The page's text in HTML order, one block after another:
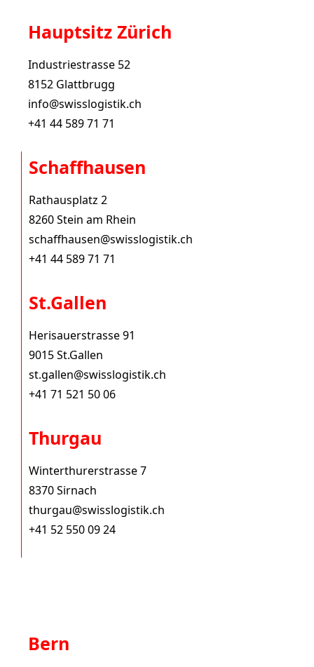
Hauptsitz Zürich
Industriestrasse 52
8152 Glattbrugg
info@swisslogistik.ch
+41 44 589 71 71
Schaffhausen
Rathausplatz 2
8260 Stein am Rhein
schaffhausen@swisslogistik.ch
+41 44 589 71 71
St.Gallen
Herisauerstrasse 91
9015 St.Gallen
st.gallen@swisslogistik.ch
+41 71 521 50 06
Thurgau
Winterthurerstrasse 7
8370 Sirnach
thurgau@swisslogistik.ch
+41 52 550 09 24
Bern